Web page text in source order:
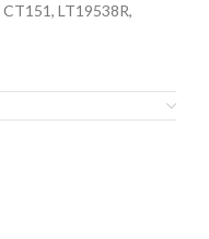
LT19538R,